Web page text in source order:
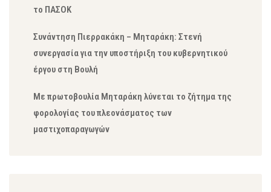
το ΠΑΣΟΚ
Συνάντηση Πιερρακάκη – Μηταράκη: Στενή
συνεργασία για την υποστήριξη του κυβερνητικού
έργου στη Βουλή
Με πρωτοβουλία Μηταράκη λύνεται το ζήτημα της
φορολογίας του πλεονάσματος των
μαστιχοπαραγωγών